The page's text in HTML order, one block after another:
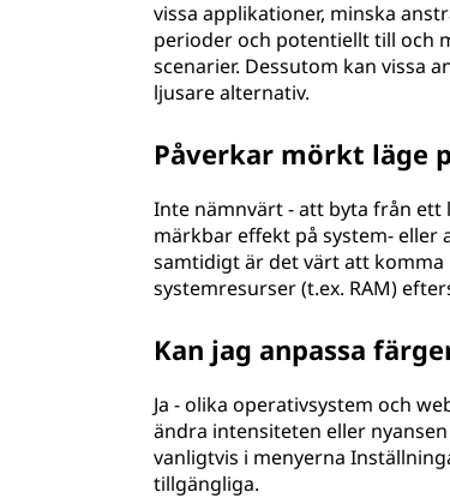
vissa applikationer, minska
perioder och potentiellt till och
scenarier. Dessutom kan vissa
ljusare alternativ.
Påverkar mörkt läge
Inte nämnvärt - att byta från
märkbar effekt på system-
samtidigt är det värt att
systemresurser (t.ex. RAM)
Kan jag anpassa
Ja - olika operativsystem och
ändra intensiteten eller
vanligtvis i menyerna
tillgängliga.